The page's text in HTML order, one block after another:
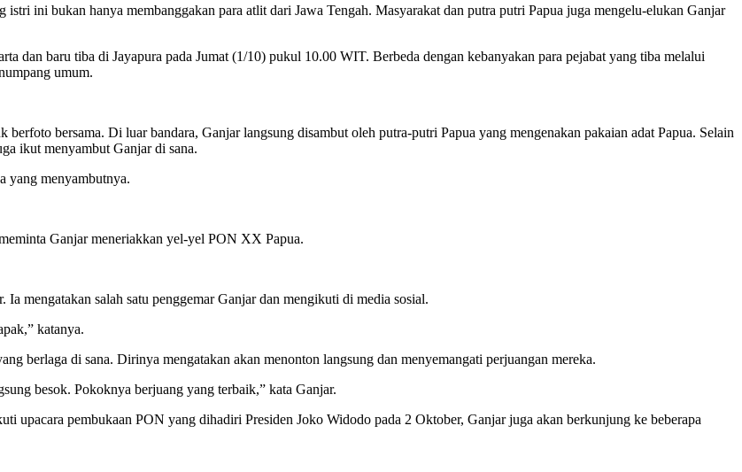
ini bukan hanya membanggakan para atlit dari Jawa Tengah. Masyarakat dan putra putri Papua juga mengelu-elukan Ganjar
dan baru tiba di Jayapura pada Jumat (1/10) pukul 10.00 WIT. Berbeda dengan kebanyakan para pejabat yang tiba melalui
umum.
bersama. Di luar bandara, Ganjar langsung disambut oleh putra-putri Papua yang mengenakan pakaian adat Papua. Selain
ikut menyambut Ganjar di sana.
yang menyambutnya.
Ganjar meneriakkan yel-yel PON XX Papua.
Ia mengatakan salah satu penggemar Ganjar dan mengikuti di media sosial.
katanya.
berlaga di sana. Dirinya mengatakan akan menonton langsung dan menyemangati perjuangan mereka.
besok. Pokoknya berjuang yang terbaik,” kata Ganjar.
upacara pembukaan PON yang dihadiri Presiden Joko Widodo pada 2 Oktober, Ganjar juga akan berkunjung ke beberapa